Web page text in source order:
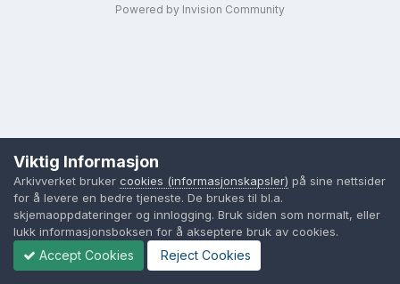
Powered by Invision Community
Viktig Informasjon
Arkivverket bruker cookies (informasjonskapsler) på sine nettsider
for å levere en bedre tjeneste. De brukes til bl.a.
skjemaoppdateringer og innlogging. Bruk siden som normalt, eller
lukk informasjonsboksen for å akseptere bruk av cookies.
Accept Cookies Reject Cookies